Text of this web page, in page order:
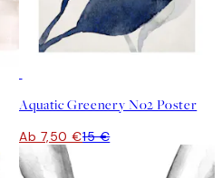
Aquatic Greenery No2 Poster
Ab 7,50 €15 €